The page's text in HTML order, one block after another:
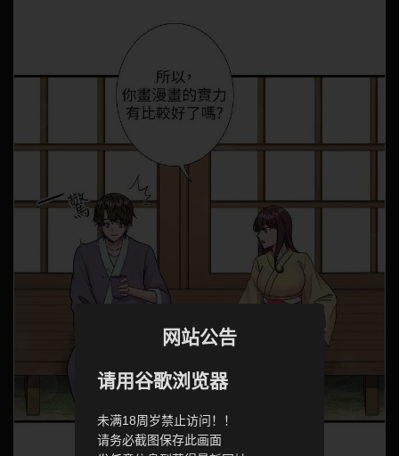
网站公告
请用谷歌浏览器
未满18周岁禁止访问！！
请务必截图保存此画面